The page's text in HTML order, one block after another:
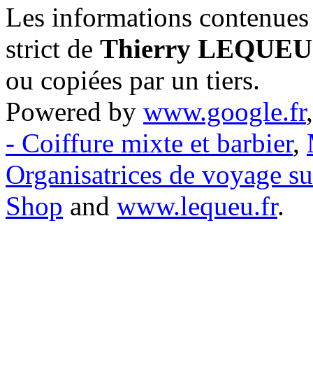
Les informations
strict de Thierry LEQUEU
ou copiées par un tiers.
Powered by www.google.fr
- Coiffure mixte et barbier,
Organisatrices de voyage
Shop and www.lequeu.fr.